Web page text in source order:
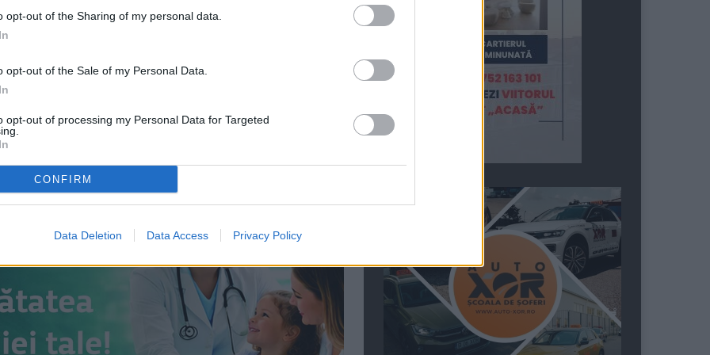
opt-out of the Sharing of my personal data.
opt-out of the Sale of my Personal Data.
opt-out of processing my Personal Data for Targeted
CONFIRM
Data Deletion Data Access Privacy Policy
incendiul se manifesta în interiorul unei case, cu
la întreaga construcție.
fost evaluate distrugerile. Au ars bunuri din interiorul
60 de metri pătrați și aproximativ 24 de metri pătrați